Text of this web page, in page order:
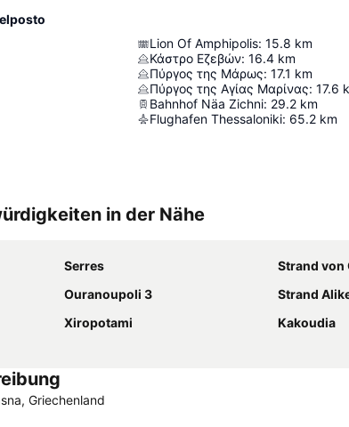
Lion Of Amphipolis: 15.8 km
Κάστρο Εζεβών: 16.4 km
Πύργος της Μάρως: 17.1 km
Πύργος της Αγίας Μαρίνας: 17.6
Bahnhof Näa Zichni: 29.2 km
Flughafen Thessaloniki: 65.2 km
in der Nähe
Serres Strand von
Ouranoupoli 3 Strand
Xiropotami Kakoudia
Griechenland